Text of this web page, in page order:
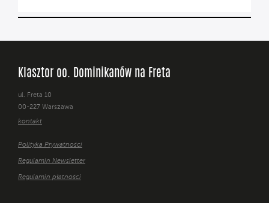
Klasztor oo. Dominikanów na Freta
ul. Freta 10
00-227 Warszawa
kontakt
Polityka Prywatności
Regulamin Newsletter
Regulamin płatności